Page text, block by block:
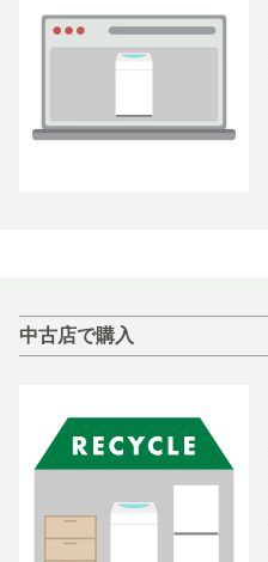
中古店で購入